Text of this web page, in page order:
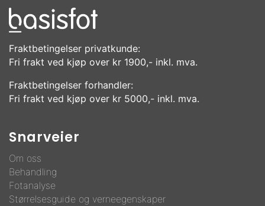
Fraktbetingelser privatkunde:
Fri frakt ved kjøp over kr 1900,- inkl. mva.
Fraktbetingelser forhandler:
Fri frakt ved kjøp over kr 5000,- inkl. mva.
Snarveier
Om oss
Behandling
Fotanalyse
Størrelsesguide og verneegenskaper